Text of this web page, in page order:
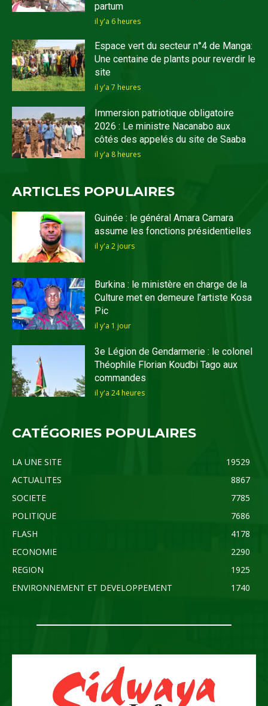
partum
il y'a 6 heures
Espace vert du secteur n°4 de Manga:
Une centaine de plants pour reverdir le
site
il y'a 7 heures
Immersion patriotique obligatoire
2026 : Le ministre Nacanabo aux
côtés des appelés du site de Saaba
il y'a 8 heures
ARTICLES POPULAIRES
Guinée : le général Amara Camara
assume les fonctions présidentielles
il y'a 2 jours
Burkina : le ministère en charge de la
Culture met en demeure l’artiste Kosa
Pic
il y'a 1 jour
3e Légion de Gendarmerie : le colonel
Théophile Florian Koudbi Tago aux
commandes
il y'a 24 heures
CATÉGORIES POPULAIRES
LA UNE SITE
19529
ACTUALITES
8867
SOCIETE
7785
POLITIQUE
7686
FLASH
4178
ECONOMIE
2290
REGION
1925
ENVIRONNEMENT ET DEVELOPPEMENT
1740